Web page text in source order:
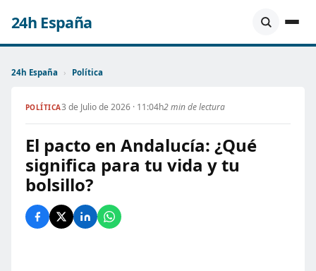
24h España
24h España › Política
POLÍTICA3 de Julio de 2026 · 11:04h2 min de lectura
El pacto en Andalucía: ¿Qué
significa para tu vida y tu
bolsillo?